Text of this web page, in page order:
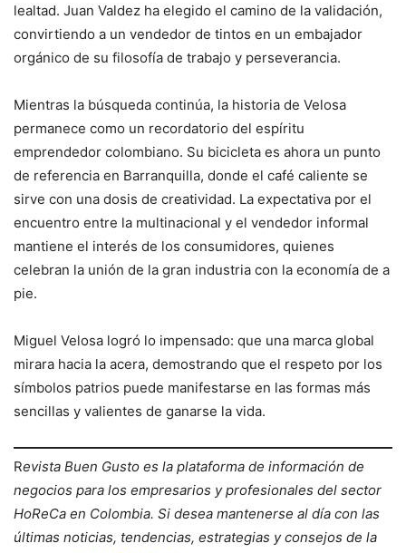
lealtad. Juan Valdez ha elegido el camino de la validación,
convirtiendo a un vendedor de tintos en un embajador
orgánico de su filosofía de trabajo y perseverancia.
Mientras la búsqueda continúa, la historia de Velosa
permanece como un recordatorio del espíritu
emprendedor colombiano. Su bicicleta es ahora un punto
de referencia en Barranquilla, donde el café caliente se
sirve con una dosis de creatividad. La expectativa por el
encuentro entre la multinacional y el vendedor informal
mantiene el interés de los consumidores, quienes
celebran la unión de la gran industria con la economía de a
pie.
Miguel Velosa logró lo impensado: que una marca global
mirara hacia la acera, demostrando que el respeto por los
símbolos patrios puede manifestarse en las formas más
sencillas y valientes de ganarse la vida.
Revista Buen Gusto es la plataforma de información de
negocios para los empresarios y profesionales del sector
HoReCa en Colombia. Si desea mantenerse al día con las
últimas noticias, tendencias, estrategias y consejos de la